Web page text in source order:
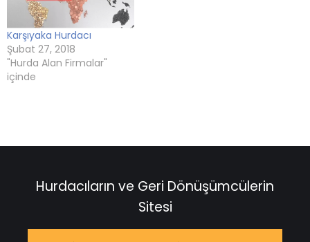
Karşıyaka Hurdacı
Şubat 27, 2018
"Hurda Alan Firmalar"
içinde
Hurdacıların ve Geri Dönüşümcülerin
Sitesi